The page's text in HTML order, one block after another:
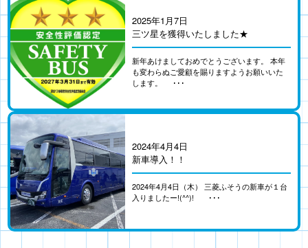
2025年1月7日
三ツ星を獲得いたしました★
新年あけましておめでとうございます。 本年
も変わらぬご愛顧を賜りますようお願いいた
します。 ･･･
2024年4月4日
新車導入！！
2024年4月4日（木） 三菱ふそうの新車が１台
入りましたー!(^^)! ･･･